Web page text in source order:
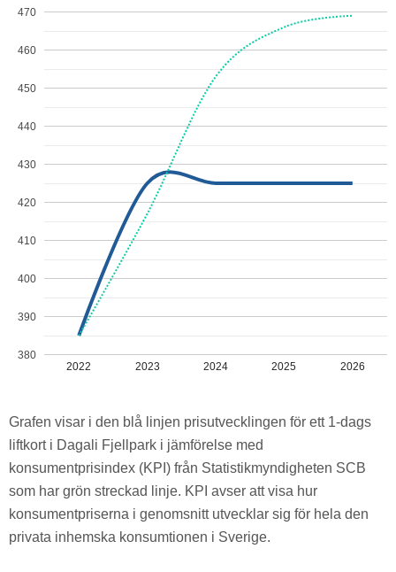
2022 2023 2024 2025 2026
380
390
400
410
420
430
440
450
460
470
Grafen visar i den blå linjen prisutvecklingen för ett 1-dags
liftkort i Dagali Fjellpark i jämförelse med
konsumentprisindex (KPI) från Statistikmyndigheten SCB
som har grön streckad linje. KPI avser att visa hur
konsumentpriserna i genomsnitt utvecklar sig för hela den
privata inhemska konsumtionen i Sverige.